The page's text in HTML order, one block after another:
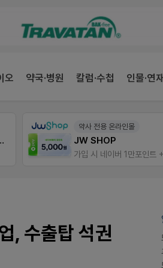
오 약국·병원 칼럼·수첩 인물·연재
더' 무료 연장
약사 전용 온라인몰
JW SHOP
, 수출탑 석권